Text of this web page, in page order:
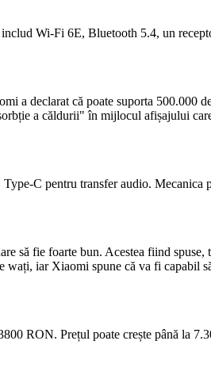
Wi-Fi 6E, Bluetooth 5.4, un
declarat că poate suporta 500.000
a căldurii" în mijlocul afișajului
C pentru transfer audio. Mecanica
să fie foarte bun. Acestea fiind
iar Xiaomi spune că va fi capabil
RON. Prețul poate crește până la